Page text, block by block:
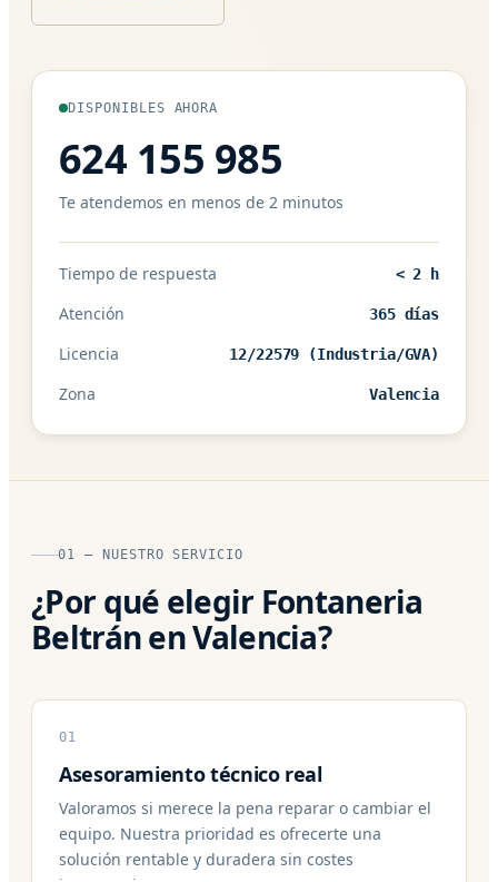
DISPONIBLES AHORA
624 155 985
Te atendemos en menos de 2 minutos
Tiempo de respuesta < 2 h
Atención 365 días
Licencia 12/22579 (Industria/GVA)
Zona Valencia
01 — NUESTRO SERVICIO
¿Por qué elegir Fontaneria
Beltrán en Valencia?
01
Asesoramiento técnico real
Valoramos si merece la pena reparar o cambiar el
equipo. Nuestra prioridad es ofrecerte una
solución rentable y duradera sin costes